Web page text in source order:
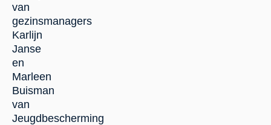
van
gezinsmanagers
Karlijn
Janse
en
Marleen
Buisman
van
Jeugdbescherming